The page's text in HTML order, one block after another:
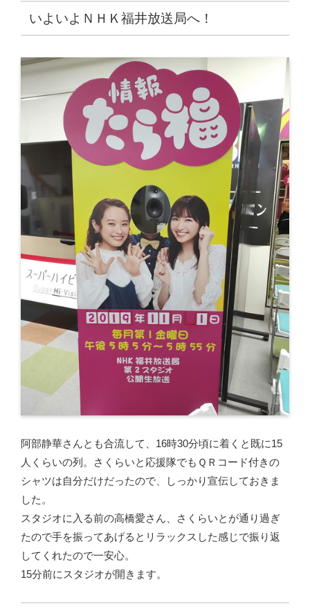
いよいよＮＨＫ福井放送局へ！
阿部静華さんとも合流して、16時30分頃に着くと既に15
人くらいの列。さくらいと応援隊でもＱＲコード付きの
シャツは自分だけだったので、しっかり宣伝しておきま
した。
スタジオに入る前の高橋愛さん、さくらいとが通り過ぎ
たので手を振ってあげるとリラックスした感じで振り返
してくれたので一安心。
15分前にスタジオが開きます。